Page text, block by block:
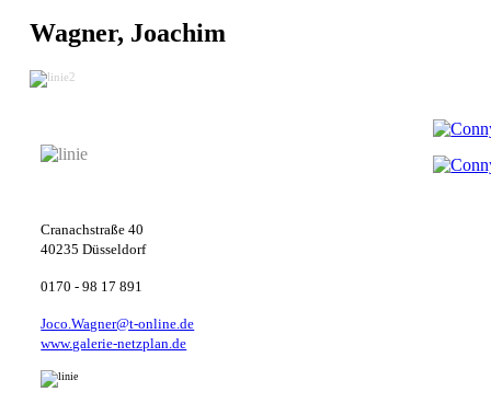
Wagner, Joachim
Cranachstraße 40
40235 Düsseldorf
0170 - 98 17 891
Joco.Wagner@t-online.de
www.galerie-netzplan.de